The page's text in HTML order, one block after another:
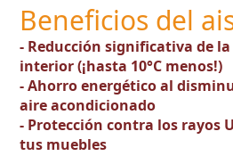
Beneficios del
- Reducción significativa de
interior (¡hasta 10°C menos!)
- Ahorro energético al
aire acondicionado
- Protección contra los rayos
tus muebles